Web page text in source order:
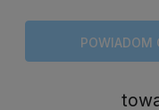
POWIADOM